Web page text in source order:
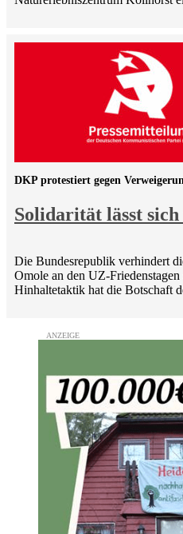
Solidarität lässt
DKP protestiert gegen
Die Bundesrepublik verhindert
Omole an den UZ-
Hinhaltetaktik hat die Botschaft